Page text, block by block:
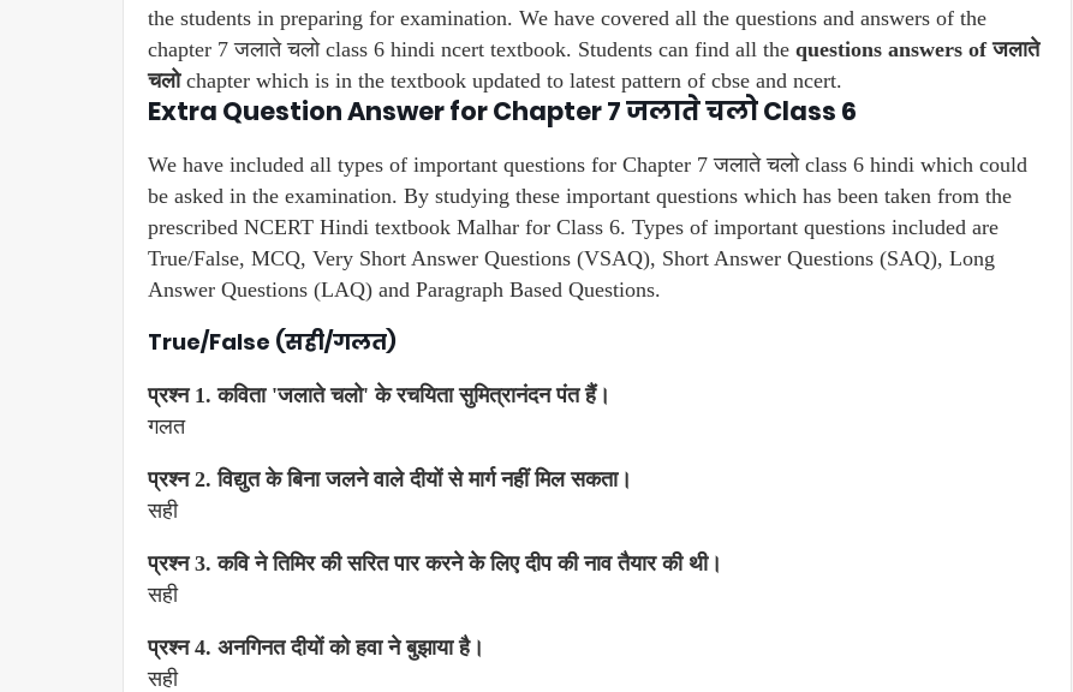
the students in preparing for examination. We have covered all the questions and answers of the
chapter 7 जलाते चलो class 6 hindi ncert textbook. Students can find all the questions answers of जलाते
चलो chapter which is in the textbook updated to latest pattern of cbse and ncert.
Extra Question Answer for Chapter 7 जलाते चलो Class 6
We have included all types of important questions for Chapter 7 जलाते चलो class 6 hindi which could
be asked in the examination. By studying these important questions which has been taken from the
prescribed NCERT Hindi textbook Malhar for Class 6. Types of important questions included are
True/False, MCQ, Very Short Answer Questions (VSAQ), Short Answer Questions (SAQ), Long
Answer Questions (LAQ) and Paragraph Based Questions.
True/False (सही/गलत)
प्रश्न 1. कविता 'जलाते चलो' के रचयिता सुमित्रानंदन पंत हैं।
गलत
प्रश्न 2. विद्युत के बिना जलने वाले दीयों से मार्ग नहीं मिल सकता।
सही
प्रश्न 3. कवि ने तिमिर की सरित पार करने के लिए दीप की नाव तैयार की थी।
सही
प्रश्न 4. अनगिनत दीयों को हवा ने बुझाया है।
सही